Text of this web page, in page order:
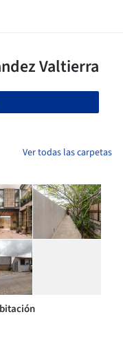
Ver todas las carpetas